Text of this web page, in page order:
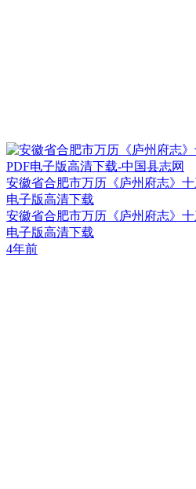
安徽省合肥市万历《庐州府志》
电子版高清下载
安徽省合肥市万历《庐州府志》
电子版高清下载
4年前